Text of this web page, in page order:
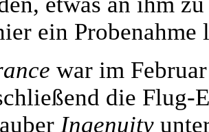
ein Probenahme
war im
die Flug-
Ingenuity